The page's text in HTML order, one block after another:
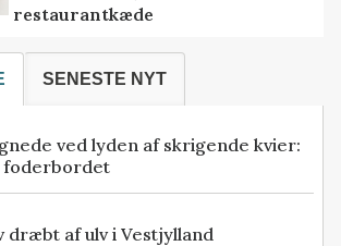
restaurantkæde
SENESTE NYT
ved lyden af skrigende kvier:
foderbordet
dræbt af ulv i Vestjylland